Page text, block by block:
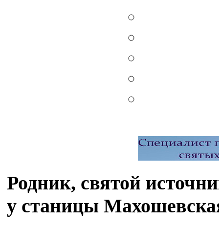
Родник, святой
у станицы